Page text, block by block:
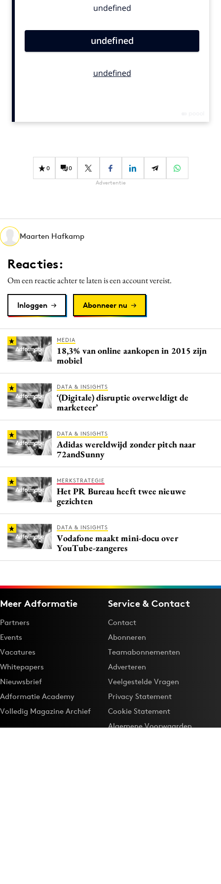
Contentmarketing
Effectiviteit
Gedragsverandering
Martech
Media
Merkstrategie
PR
Programmatic
Reputatie & crisis
0 0
Advertentie
Maarten Hafkamp
Reacties:
Om een reactie achter te laten is een account vereist.
Inloggen Abonneer nu
MEDIA
18,3% van online aankopen in 2015 zijn
mobiel
DATA & INSIGHTS
‘(Digitale) disruptie overweldigt de
marketeer’
DATA & INSIGHTS
Adidas wereldwijd zonder pitch naar
72andSunny
MERKSTRATEGIE
Het PR Bureau heeft twee nieuwe
gezichten
DATA & INSIGHTS
Vodafone maakt mini-docu over
YouTube-zangeres
Meer Adformatie
Partners
Events
Vacatures
Whitepapers
Nieuwsbrief
Adformatie Academy
Volledig Magazine Archief
Service & Contact
Contact
Abonneren
Teamabonnementen
Adverteren
Veelgestelde Vragen
Privacy Statement
Cookie Statement
Algemene Voorwaarden